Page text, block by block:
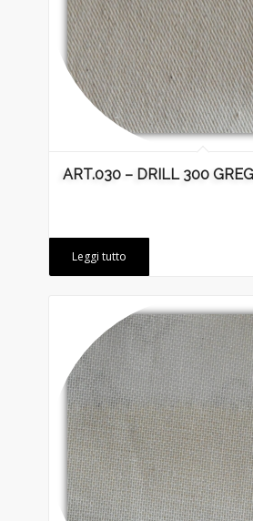
ART.030 – DRILL 300
Leggi tutto